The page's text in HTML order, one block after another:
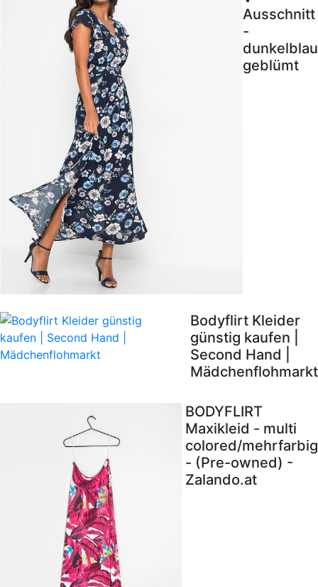
Ausschnitt
-
dunkelblau
geblümt
Bodyflirt Kleider
günstig kaufen |
Second Hand |
Mädchenflohmarkt
BODYFLIRT
Maxikleid - multi
colored/mehrfarbig
- (Pre-owned) -
Zalando.at